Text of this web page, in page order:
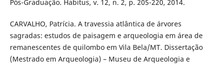
Pós-Graduação. Habitus, v. 12, n. 2, p. 205-220, 2014.
CARVALHO, Patrícia. A travessia atlântica de árvores
sagradas: estudos de paisagem e arqueologia em área de
remanescentes de quilombo em Vila Bela/MT. Dissertação
(Mestrado em Arqueologia) – Museu de Arqueologia e